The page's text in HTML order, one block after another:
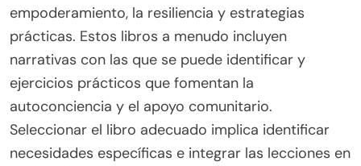
empoderamiento, la resiliencia y estrategias
prácticas. Estos libros a menudo incluyen
narrativas con las que se puede identificar y
ejercicios prácticos que fomentan la
autoconciencia y el apoyo comunitario.
Seleccionar el libro adecuado implica identificar
necesidades específicas e integrar las lecciones en